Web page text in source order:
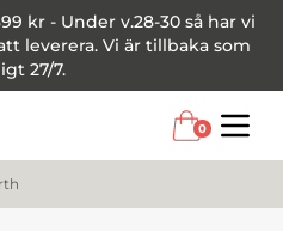
kr - Under v.28-30 så har vi
leverera. Vi är tillbaka som
27/7.
0